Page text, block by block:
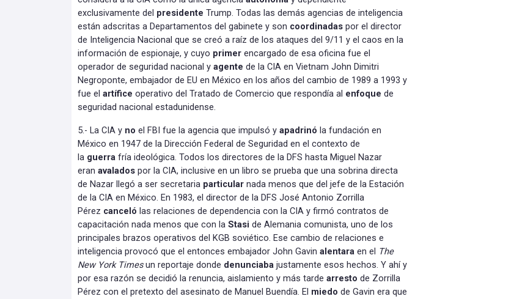
exclusivamente del presidente Trump. Todas las demás agencias de inteligencia
están adscritas a Departamentos del gabinete y son coordinadas por el director
de Inteligencia Nacional que se creó a raíz de los ataques del 9/11 y el caos en la
información de espionaje, y cuyo primer encargado de esa oficina fue el
operador de seguridad nacional y agente de la CIA en Vietnam John Dimitri
Negroponte, embajador de EU en México en los años del cambio de 1989 a 1993 y
fue el artífice operativo del Tratado de Comercio que respondía al enfoque de
seguridad nacional estadunidense.
5.- La CIA y no el FBI fue la agencia que impulsó y apadrinó la fundación en
México en 1947 de la Dirección Federal de Seguridad en el contexto de
la guerra fría ideológica. Todos los directores de la DFS hasta Miguel Nazar
eran avalados por la CIA, inclusive en un libro se prueba que una sobrina directa
de Nazar llegó a ser secretaria particular nada menos que del jefe de la Estación
de la CIA en México. En 1983, el director de la DFS José Antonio Zorrilla
Pérez canceló las relaciones de dependencia con la CIA y firmó contratos de
capacitación nada menos que con la Stasi de Alemania comunista, uno de los
principales brazos operativos del KGB soviético. Ese cambio de relaciones e
inteligencia provocó que el entonces embajador John Gavin alentara en el The
New York Timesun reportaje donde denunciaba justamente esos hechos. Y ahí y
por esa razón se decidió la renuncia, aislamiento y más tarde arresto de Zorrilla
Pérez con el pretexto del asesinato de Manuel Buendía. El miedo de Gavin era que